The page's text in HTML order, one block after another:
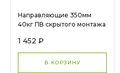
Направляющие 350мм
40кг ПВ скрытого монтажа
арт.16248 МС 1650
1 452 ₽
В КОРЗИНУ